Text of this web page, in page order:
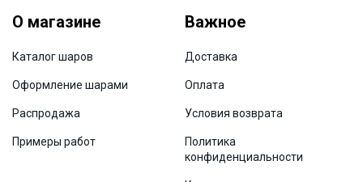
О магазине
Каталог шаров
Оформление шарами
Распродажа
Примеры работ
Важное
Доставка
Оплата
Условия возврата
Политика
конфиденциальности